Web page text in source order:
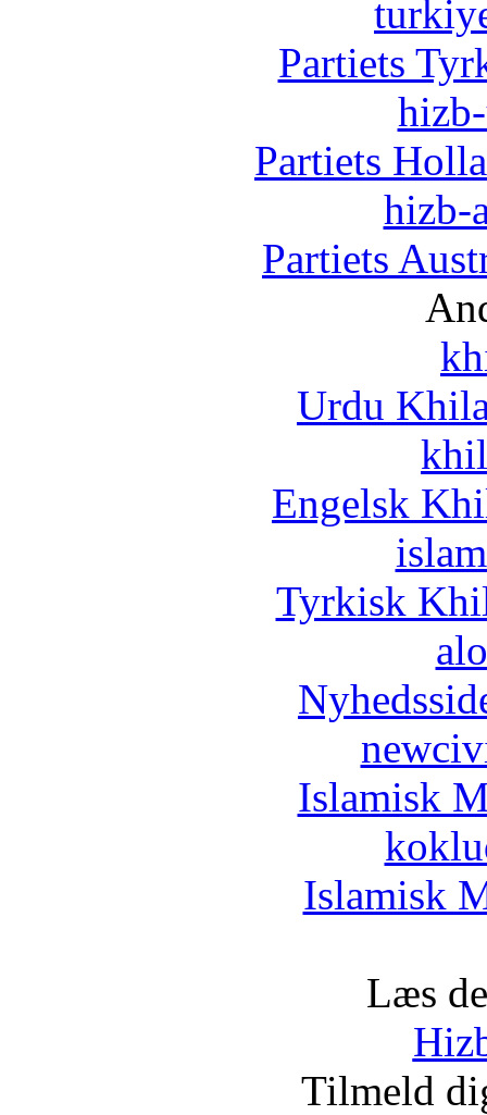
Partiets
Partiets
hizb-
Partiets
Urdu
Engelsk
Tyrkisk
Islamisk
Islamisk
Læs
Tilmeld